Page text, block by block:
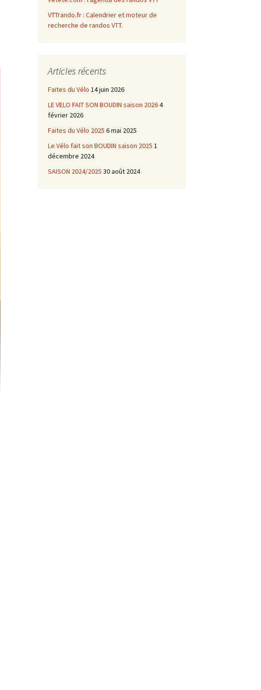
VTTrando.fr : Calendrier et moteur de
recherche de randos VTT.
Articles récents
Faites du Vélo 14 juin 2026
LE VELO FAIT SON BOUDIN saison 20264
février 2026
Faites du Vélo 2025 6 mai 2025
Le Vélo fait son BOUDIN saison 2025 1
décembre 2024
SAISON 2024/2025 30 août 2024